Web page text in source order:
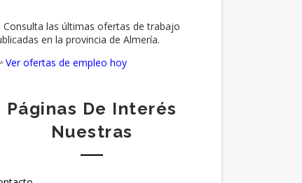
Consulta las últimas ofertas de trabajo
en la provincia de Almería.
Ver ofertas de empleo hoy
Páginas De Interés
Nuestras